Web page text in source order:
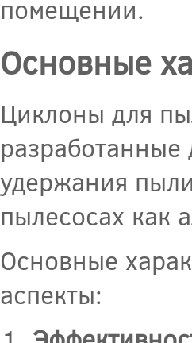
помещении.
Основные
Циклоны для
удержания
пылесосах как
Основные
аспекты: